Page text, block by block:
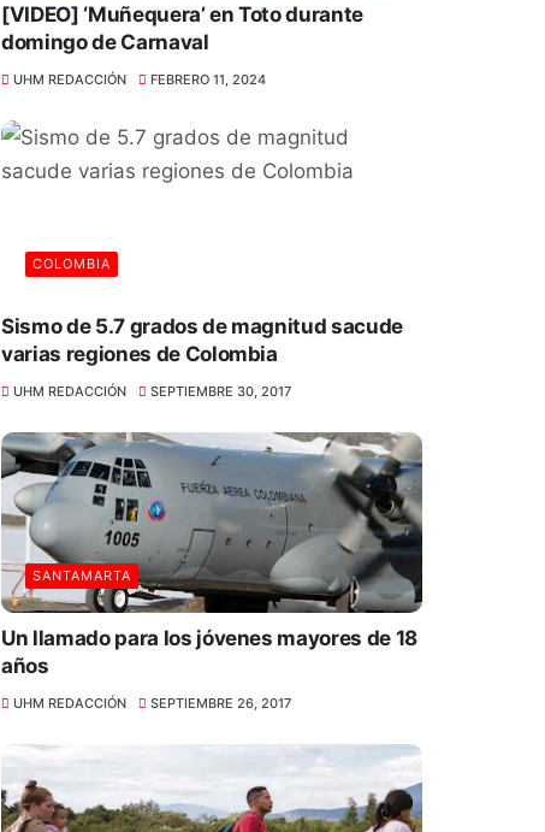
[VIDEO] ‘Muñequera’ en Toto durante
domingo de Carnaval
UHM REDACCIÓN FEBRERO 11, 2024
COLOMBIA
Sismo de 5.7 grados de magnitud sacude
varias regiones de Colombia
UHM REDACCIÓN SEPTIEMBRE 30, 2017
SANTAMARTA
Un llamado para los jóvenes mayores de 18
años
UHM REDACCIÓN SEPTIEMBRE 26, 2017